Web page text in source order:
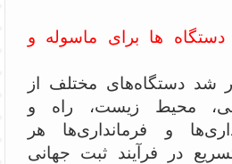
ها برای ماسوله و
شد دستگاه‌های مختلف از
محیط زیست، راه و
و فرمانداری‌ها هر
در فرآیند ثبت جهانی